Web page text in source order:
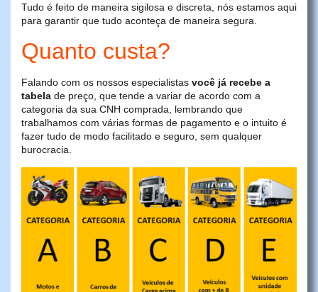
Tudo é feito de maneira sigilosa e discreta, nós estamos aqui
para garantir que tudo aconteça de maneira segura.
Quanto custa?
Falando com os nossos especialistas você já recebe a
tabela de preço, que tende a variar de acordo com a
categoria da sua CNH comprada, lembrando que
trabalhamos com várias formas de pagamento e o intuito é
fazer tudo de modo facilitado e seguro, sem qualquer
burocracia.